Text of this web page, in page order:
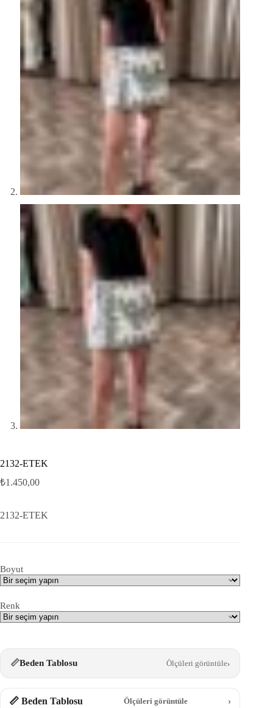
2132-ETEK
₺1.450,00
2132-ETEK
Boyut
Renk
📏Beden Tablosu Ölçüleri görüntüle›
📏 Beden Tablosu Ölçüleri görüntüle ›